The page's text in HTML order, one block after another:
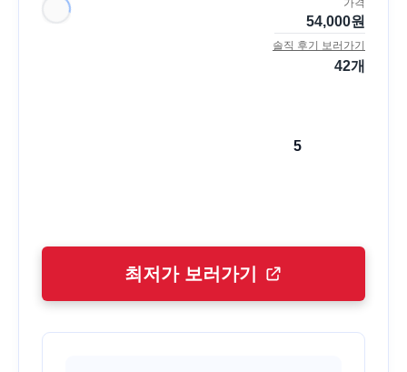
가격
54,000원
솔직 후기 보러가기
42개
5
최저가 보러가기